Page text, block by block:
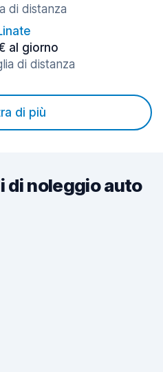
di distanza
al giorno
di distanza
di più
di noleggio auto